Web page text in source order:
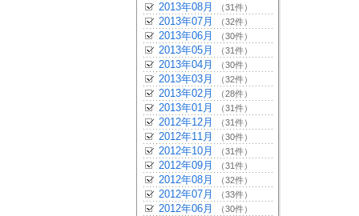
2013年08月 （31件）
2013年07月 （32件）
2013年06月 （30件）
2013年05月 （31件）
2013年04月 （30件）
2013年03月 （32件）
2013年02月 （28件）
2013年01月 （31件）
2012年12月 （31件）
2012年11月 （30件）
2012年10月 （31件）
2012年09月 （31件）
2012年08月 （32件）
2012年07月 （33件）
2012年06月 （30件）